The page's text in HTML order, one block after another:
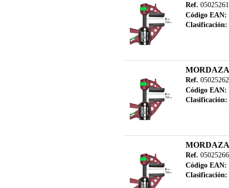
Ref.
Código EAN:
Clasificación:
MORDAZA
Ref.
Código EAN:
Clasificación:
Ref.
Código EAN:
Clasificación: